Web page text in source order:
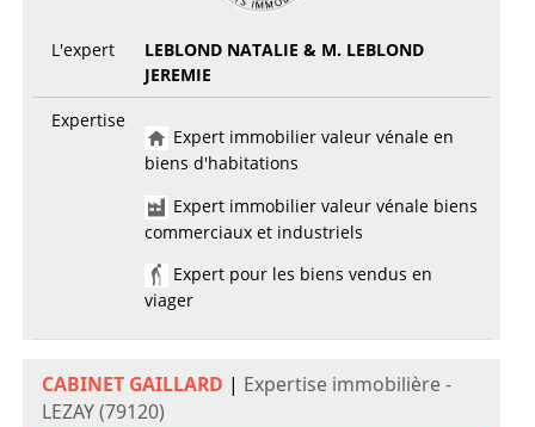
L'expert
LEBLOND NATALIE & M. LEBLOND
JEREMIE
Expertise
Expert immobilier valeur vénale en
biens d'habitations
Expert immobilier valeur vénale biens
commerciaux et industriels
Expert pour les biens vendus en
viager
CABINET GAILLARD | Expertise immobilière -
LEZAY (79120)